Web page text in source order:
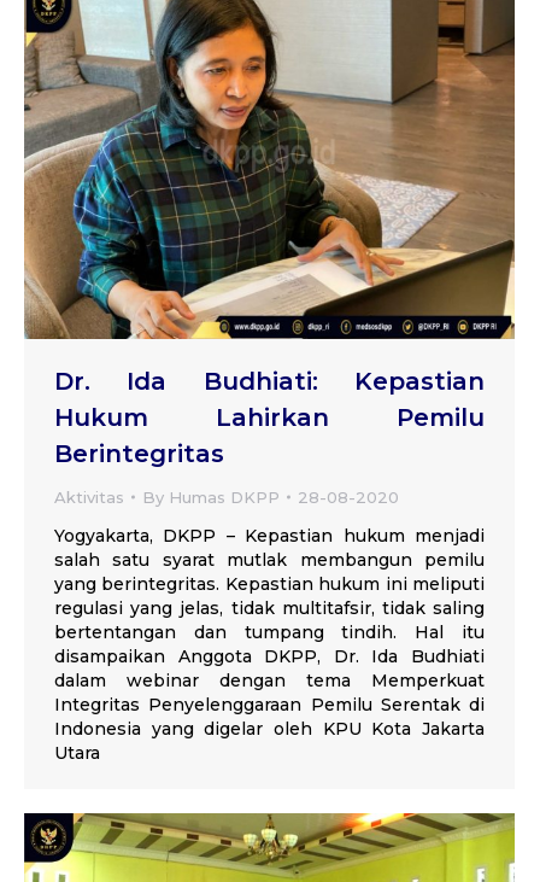
Dr. Ida Budhiati: Kepastian
Hukum Lahirkan Pemilu
Berintegritas
Aktivitas By Humas DKPP 28-08-2020
Yogyakarta, DKPP – Kepastian hukum menjadi
salah satu syarat mutlak membangun pemilu
yang berintegritas. Kepastian hukum ini meliputi
regulasi yang jelas, tidak multitafsir, tidak saling
bertentangan dan tumpang tindih. Hal itu
disampaikan Anggota DKPP, Dr. Ida Budhiati
dalam webinar dengan tema Memperkuat
Integritas Penyelenggaraan Pemilu Serentak di
Indonesia yang digelar oleh KPU Kota Jakarta
Utara